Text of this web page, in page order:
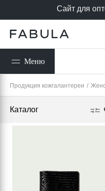
Сайт для
Меню
Продукция кожгалантереи /
Каталог